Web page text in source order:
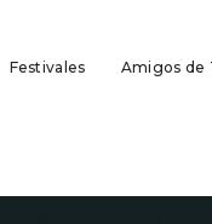
Festivales Amigos de